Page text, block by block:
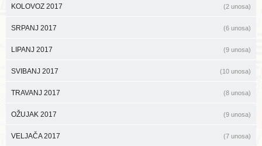
KOLOVOZ 2017 (2 unosa)
SRPANJ 2017 (6 unosa)
LIPANJ 2017 (9 unosa)
SVIBANJ 2017 (10 unosa)
TRAVANJ 2017 (8 unosa)
OŽUJAK 2017 (9 unosa)
VELJAČA 2017 (7 unosa)